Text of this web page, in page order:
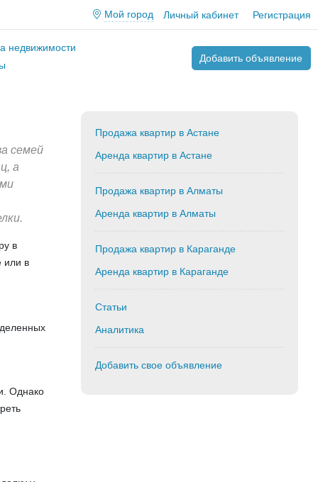
Мой город Личный кабинет Регистрация
недвижимости
Добавить объявление
семей
а
в
или в
Однако
Продажа квартир в Астане
Аренда квартир в Астане
Продажа квартир в Алматы
Аренда квартир в Алматы
Продажа квартир в Караганде
Аренда квартир в Караганде
Статьи
Аналитика
Добавить свое объявление